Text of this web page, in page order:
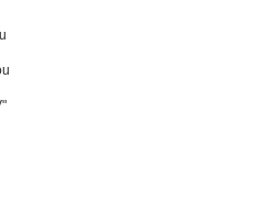
fungoval tak, jak ho